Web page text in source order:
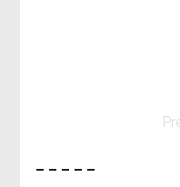
– – – – –